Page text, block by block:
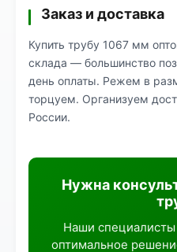
Заказ и доставка
Купить трубу 1067 мм
склада — большинство
день оплаты. Режем в
торцуем. Организуем
России.
Нужна
Наши
оптимальное